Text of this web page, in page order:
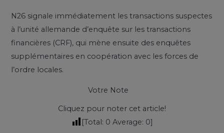
N26 signale immédiatement les transactions suspectes
à l’unité allemande d’enquête sur les transactions
financières (CRF), qui mène ensuite des enquêtes
supplémentaires en coopération avec les forces de
l’ordre locales.
Votre Note
Cliquez pour noter cet article!
[Total: 0 Average: 0]